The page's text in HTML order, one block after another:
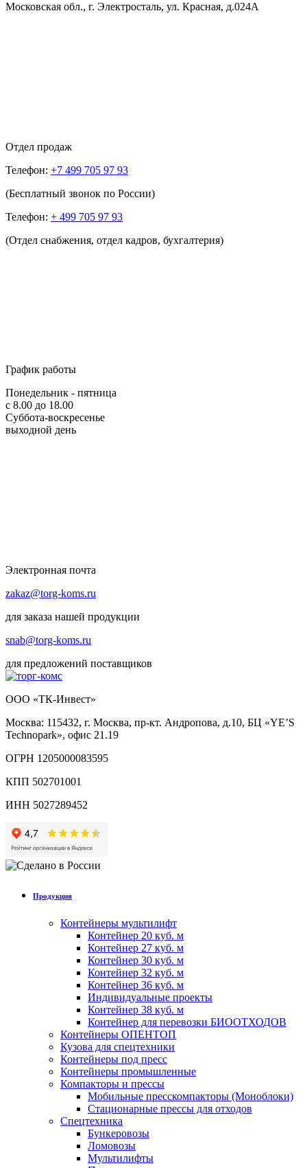
Московская обл., г. Электросталь, ул. Красная, д.024А
Отдел продаж
Телефон: +7 499 705 97 93
(Бесплатный звонок по России)
Телефон: + 499 705 97 93
(Отдел снабжения, отдел кадров, бухгалтерия)
График работы
Понедельник - пятница
с 8.00 до 18.00
Суббота-воскресенье
выходной день
Электронная почта
zakaz@torg-koms.ru
для заказа нашей продукции
snab@torg-koms.ru
для предложений поставщиков
ООО «ТК-Инвест»
Москва: 115432, г. Москва, пр-кт. Андропова, д.10, БЦ «YE’S
Technopark», офис 21.19
ОГРН 1205000083595
КПП 502701001
ИНН 5027289452
Продукция
Контейнеры мультилифт
Контейнер 20 куб. м
Контейнер 27 куб. м
Контейнер 30 куб. м
Контейнер 32 куб. м
Контейнер 36 куб. м
Индивидуальные проекты
Контейнер 38 куб. м
Контейнер для перевозки БИООТХОДОВ
Контейнеры ОПЕНТОП
Кузова для спецтехники
Контейнеры под пресс
Контейнеры промышленные
Компакторы и прессы
Мобильные пресскомпакторы (Моноблоки)
Стационарные прессы для отходов
Спецтехника
Бункеровозы
Ломовозы
Мультилифты